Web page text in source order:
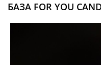
БАЗА FOR YOU